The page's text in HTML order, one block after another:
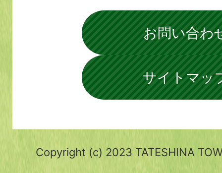
お問い合わ
サイトマッ
Copyright (c) 2023 TATESHINA